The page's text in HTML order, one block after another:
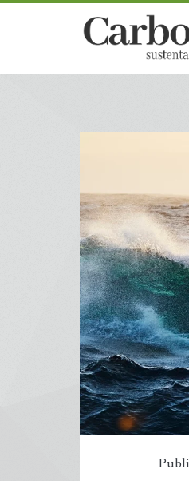
de
de
2025</